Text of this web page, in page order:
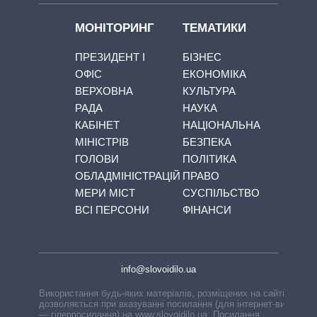
МОНІТОРИНГ
ПРЕЗИДЕНТ І
ОФІС
ВЕРХОВНА
РАДА
КАБІНЕТ
МІНІСТРІВ
ГОЛОВИ
ОБЛАДМІНІСТРАЦІЙ
МЕРИ МІСТ
ВСІ ПЕРСОНИ
ТЕМАТИКИ
БІЗНЕС
ЕКОНОМІКА
КУЛЬТУРА
НАУКА
НАЦІОНАЛЬНА
БЕЗПЕКА
ПОЛІТИКА
ПРАВО
СУСПІЛЬСТВО
ФІНАНСИ
info@slovoidilo.ua
Використання будь-яких матеріалів, розміщених на сайті,
дозволяється при вказуванні посилання (для інтернет-видань
— гіперпосилання) на www.slovoidilo.ua. Посилання